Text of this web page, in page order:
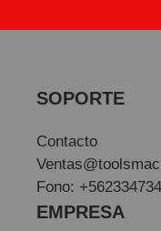
SOPORTE
Contacto
Fono:
EMPRESA